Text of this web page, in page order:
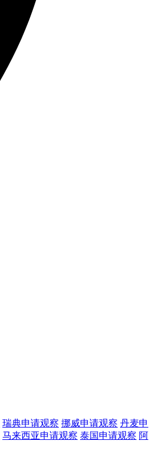
瑞典申请观察 挪威申请观察 丹麦申
马来西亚申请观察 泰国申请观察 阿